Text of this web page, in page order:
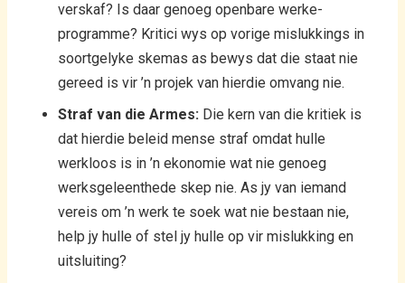
verskaf? Is daar genoeg openbare werke-
programme? Kritici wys op vorige mislukkings in
soortgelyke skemas as bewys dat die staat nie
gereed is vir ’n projek van hierdie omvang nie.
Straf van die Armes: Die kern van die kritiek is
dat hierdie beleid mense straf omdat hulle
werkloos is in ’n ekonomie wat nie genoeg
werksgeleenthede skep nie. As jy van iemand
vereis om ’n werk te soek wat nie bestaan nie,
help jy hulle of stel jy hulle op vir mislukking en
uitsluiting?